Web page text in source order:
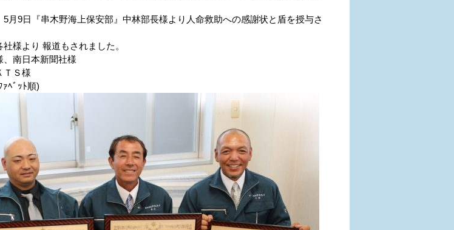
5月9日『串木野海上保安部』中林部長様より人命救助への感謝状と盾を授与さ
社様より 報道もされました。
、南日本新聞社様
ＴＳ様
ｧﾍﾞｯﾄ順)